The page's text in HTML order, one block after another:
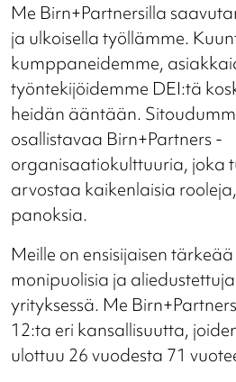
Me Birn+Partnersilla
ja ulkoisella työllämme.
kumppaneidemme,
työntekijöidemme DEI:tä
heidän ääntään.
osallistavaa Birn+Partners -
organisaatiokulttuuria, joka
arvostaa kaikenlaisia
panoksia.
Meille on ensisijaisen
monipuolisia ja
yrityksessä. Me
12:ta eri kansallisuutta,
ulottuu 26 vuodesta 71